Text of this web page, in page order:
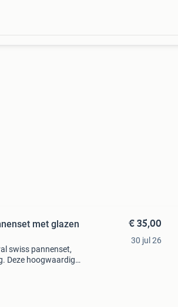
met glazen
swiss pannenset,
Deze hoogwaardige
€ 35,00
30 jul 26